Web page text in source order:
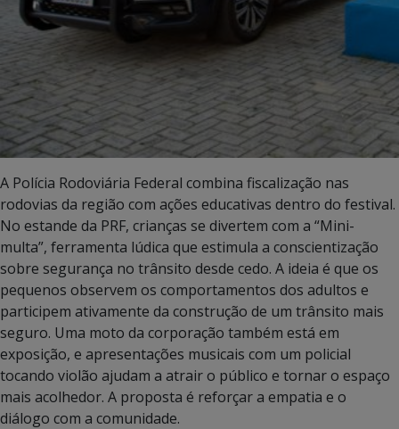
A Polícia Rodoviária Federal combina fiscalização nas
rodovias da região com ações educativas dentro do festival.
No estande da PRF, crianças se divertem com a “Mini-
multa”, ferramenta lúdica que estimula a conscientização
sobre segurança no trânsito desde cedo. A ideia é que os
pequenos observem os comportamentos dos adultos e
participem ativamente da construção de um trânsito mais
seguro. Uma moto da corporação também está em
exposição, e apresentações musicais com um policial
tocando violão ajudam a atrair o público e tornar o espaço
mais acolhedor. A proposta é reforçar a empatia e o
diálogo com a comunidade.